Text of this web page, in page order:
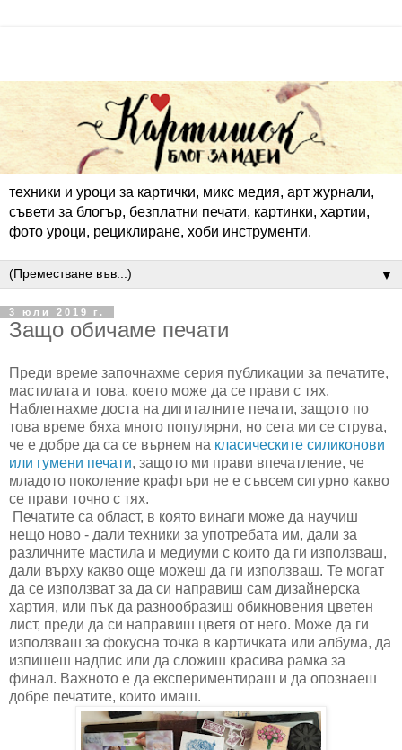
техники и уроци за картички, микс медия, арт журнали,
съвети за блогър, безплатни печати, картинки, хартии,
фото уроци, рециклиране, хоби инструменти.
▼
3 юли 2019 г.
Защо обичаме печати
Преди време започнахме серия публикации за печатите,
мастилата и това, което може да се прави с тях.
Наблегнахме доста на дигиталните печати, защото по
това време бяха много популярни, но сега ми се струва,
че е добре да са се върнем на класическите силиконови
или гумени печати, защото ми прави впечатление, че
младото поколение крафтъри не е съвсем сигурно какво
се прави точно с тях.
Печатите са област, в която винаги може да научиш
нещо ново - дали техники за употребата им, дали за
различните мастила и медиуми с които да ги използваш,
дали върху какво още можеш да ги използваш. Те могат
да се използват за да си направиш сам дизайнерска
хартия, или пък да разнообразиш обикновения цветен
лист, преди да си направиш цветя от него. Може да ги
използваш за фокусна точка в картичката или албума, да
изпишеш надпис или да сложиш красива рамка за
финал. Важното е да експериментираш и да опознаеш
добре печатите, които имаш.